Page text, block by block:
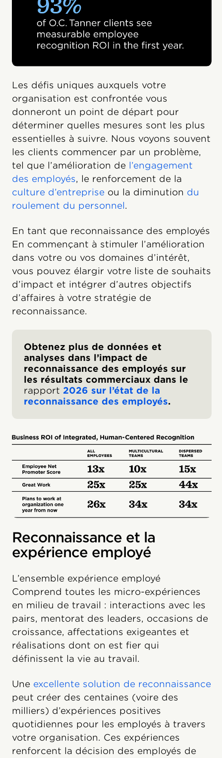
Les défis uniques auxquels votre
organisation est confrontée vous
donneront un point de départ pour
déterminer quelles mesures sont les plus
essentielles à suivre. Nous voyons souvent
les clients commencer par un problème,
tel que l’amélioration de l’engagement
des employés, le renforcement de la
culture d’entreprise ou la diminution du
roulement du personnel.
En tant que reconnaissance des employés
En commençant à stimuler l’amélioration
dans votre ou vos domaines d’intérêt,
vous pouvez élargir votre liste de souhaits
d’impact et intégrer d’autres objectifs
d’affaires à votre stratégie de
reconnaissance.
Obtenez plus de données et
analyses dans l’impact de
reconnaissance des employés sur
les résultats commerciaux dans le
rapport 2026 sur l’état de la
reconnaissance des employés.
Reconnaissance et la
expérience employé
L’ensemble expérience employé
Comprend toutes les micro-expériences
en milieu de travail : interactions avec les
pairs, mentorat des leaders, occasions de
croissance, affectations exigeantes et
réalisations dont on est fier qui
définissent la vie au travail.
Une excellente solution de reconnaissance
peut créer des centaines (voire des
milliers) d’expériences positives
quotidiennes pour les employés à travers
votre organisation. Ces expériences
renforcent la décision des employés de